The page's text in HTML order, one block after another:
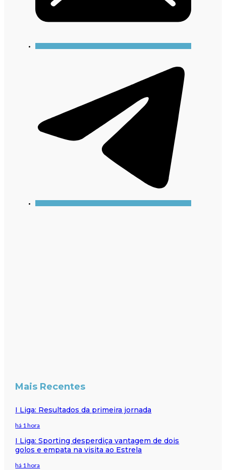
Mais Recentes
I Liga: Resultados da primeira jornada
há 1 hora
I Liga: Sporting desperdiça vantagem de dois
golos e empata na visita ao Estrela
há 1 hora